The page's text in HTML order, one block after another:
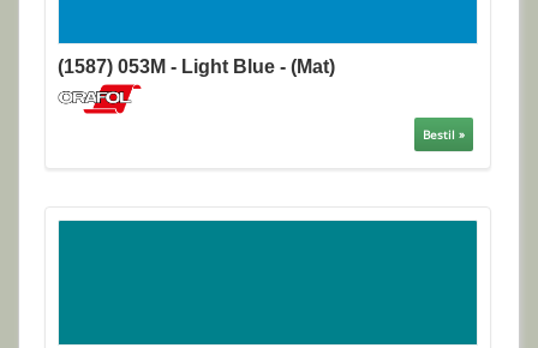
(1587) 053M - Light Blue - (Mat)
Bestil »